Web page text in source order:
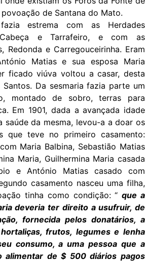
de Santana do Mato.
estrema com as Herdades
e Tarrafeiro, e com as
Redonda e Carregouceirinha. Eram
Matias e sua esposa Maria
ficado viúva voltou a casar, desta
Da sesmaria fazia parte um
montado de sobro, terras para
Em 1901, dada a avançada idade
saúde da mesma, levou-a a doar os
que teve no primeiro casamento:
Maria Balbina, Sebastião Matias
Maria, Guilhermina Maria casada
e António Matias casado com
casamento nasceu uma filha,
tinha como condição: “que a
deveria ter direito a usufruir, de
fornecida pelos donatários, a
frutos, legumes e lenha
consumo, a uma pessoa que a
alimentar de $ 500 diários pagos